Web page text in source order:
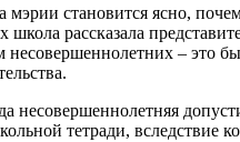
мэрии становится ясно,
школа рассказала
несовершеннолетних – это
несовершеннолетняя
тетради, вследствие